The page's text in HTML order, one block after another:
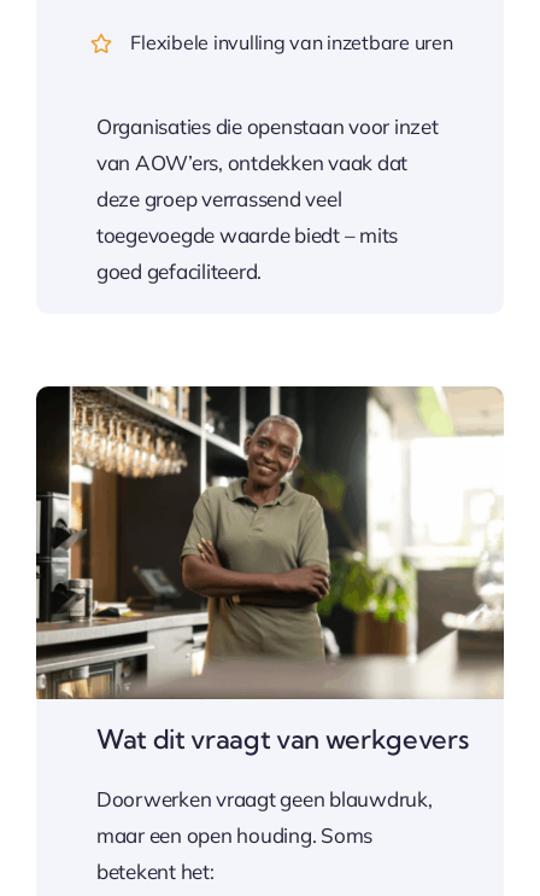
Flexibele invulling van inzetbare uren
Organisaties die openstaan voor inzet
van AOW’ers, ontdekken vaak dat
deze groep verrassend veel
toegevoegde waarde biedt – mits
goed gefaciliteerd.
Wat dit vraagt van werkgevers
Doorwerken vraagt geen blauwdruk,
maar een open houding. Soms
betekent het: